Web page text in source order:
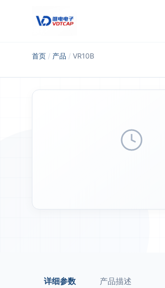
首页 / 产品 / VR10B
详细参数 产品描述